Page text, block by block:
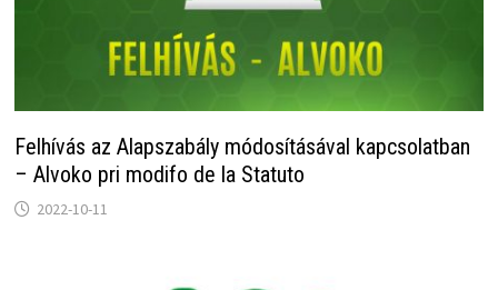
Felhívás az Alapszabály módosításával kapcsolatban
– Alvoko pri modifo de la Statuto
2022-10-11